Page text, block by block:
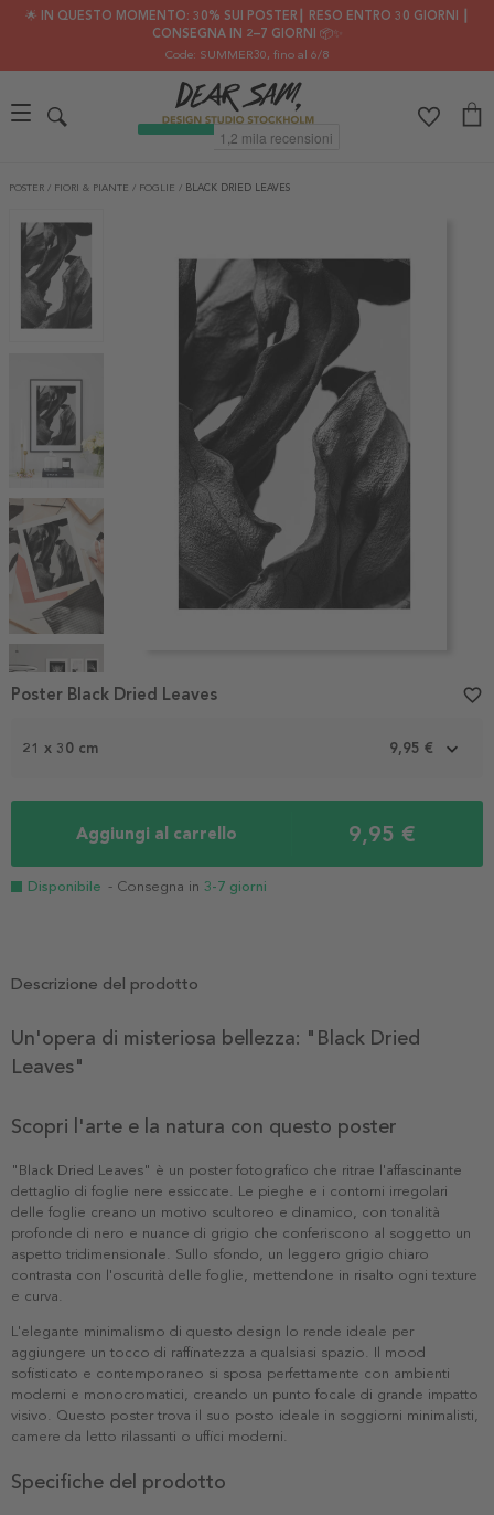
🌟 IN QUESTO MOMENTO: 30% SUI POSTER┃ RESO ENTRO 30 GIORNI ┃
CONSEGNA IN 2–7 GIORNI 📦✨
Code: SUMMER30, fino al 6/8
POSTER / FIORI & PIANTE / FOGLIE / BLACK DRIED LEAVES
1
21 x 30 cm 9,95 €
Aggiungi al carrello 9,95 €
Disponibile - Consegna in 3-7 giorni
Poster Black Dried Leaves favorite_border
Descrizione del prodotto
Un'opera di misteriosa bellezza: "Black Dried
Leaves"
Scopri l'arte e la natura con questo poster
"Black Dried Leaves" è un poster fotografico che ritrae l'affascinante
dettaglio di foglie nere essiccate. Le pieghe e i contorni irregolari
delle foglie creano un motivo scultoreo e dinamico, con tonalità
profonde di nero e nuance di grigio che conferiscono al soggetto un
aspetto tridimensionale. Sullo sfondo, un leggero grigio chiaro
contrasta con l'oscurità delle foglie, mettendone in risalto ogni texture
e curva.
L'elegante minimalismo di questo design lo rende ideale per
aggiungere un tocco di raffinatezza a qualsiasi spazio. Il mood
sofisticato e contemporaneo si sposa perfettamente con ambienti
moderni e monocromatici, creando un punto focale di grande impatto
visivo. Questo poster trova il suo posto ideale in soggiorni minimalisti,
camere da letto rilassanti o uffici moderni.
Specifiche del prodotto